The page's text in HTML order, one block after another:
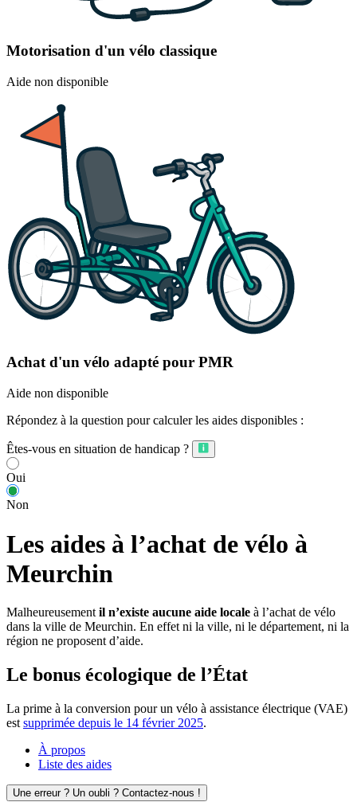
Motorisation d'un vélo classique
Aide non disponible
Achat d'un vélo adapté pour PMR
Aide non disponible
Répondez à la question pour calculer les aides disponibles :
Êtes-vous en situation de handicap ?
Oui
Non
Les aides à l’achat de vélo à
Meurchin
Malheureusement il n’existe aucune aide locale à l’achat de vélo
dans la ville de Meurchin. En effet ni la ville, ni le département, ni la
région ne proposent d’aide.
Le bonus écologique de l’État
La prime à la conversion pour un vélo à assistance électrique (VAE)
est supprimée depuis le 14 février 2025.
À propos
Liste des aides
Une erreur ? Un oubli ? Contactez-nous !